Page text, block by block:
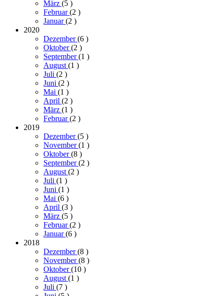
März (5 )
Februar(2 )
Januar(2 )
2020
Dezember(6 )
Oktober(2 )
September(1 )
August (1 )
Juli (2 )
Juni (2 )
Mai (1 )
April (2 )
März (1 )
Februar(2 )
2019
Dezember(5 )
November(1 )
Oktober(8 )
September(2 )
August (2 )
Juli (1 )
Juni (1 )
Mai (6 )
April (3 )
März (5 )
Februar(2 )
Januar(6 )
2018
Dezember(8 )
November(8 )
Oktober(10 )
August (1 )
Juli (7 )